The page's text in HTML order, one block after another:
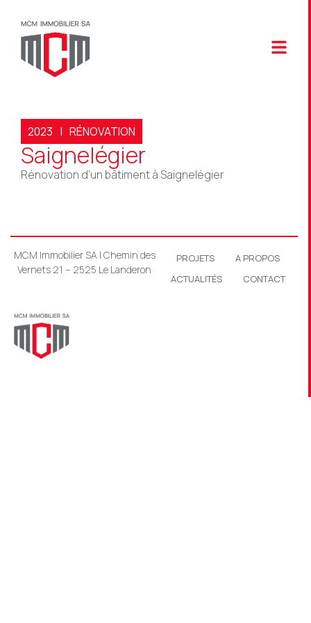
2023 | RÉNOVATION
Saignelégier
Rénovation d’un bâtiment à Saignelégier
MCM Immobilier SA | Chemin des
Vernets 21 – 2525 Le Landeron
PROJETS
A PROPOS
ACTUALITÉS
CONTACT